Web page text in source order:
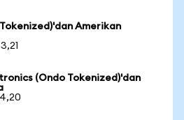
Amerikan
(Ondo Tokenized)'dan